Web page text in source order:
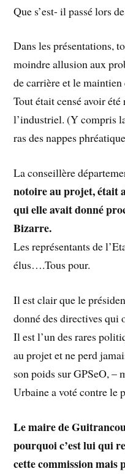
Que s’est- il passé lors
Dans les présentations,
moindre allusion aux
de carrière et le
Tout était censé avoir
l’industriel. (Y compris
ras des nappes
La conseillère
notoire au projet, était
qui elle avait donné
Bizarre.
Les représentants de
élus….Tous pour.
Il est clair que le
donné des directives qui
Il est l’un des rares
au projet et ne perd
son poids sur GPSeO, –
Urbaine a voté contre le
Le maire de
pourquoi c’est lui qui
cette commission mais